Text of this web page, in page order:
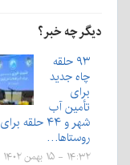
دیگر چه خبر؟
۹۳ حلقه
چاه جدید
برای
تأمین آب
شهر و ۴۴ حلقه برای
روستاها…
۱۴:۳۲ - ۱۵ بهمن ۱۴۰۲